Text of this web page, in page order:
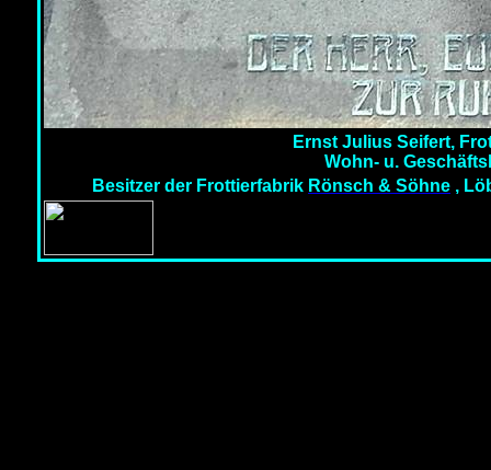
Ernst Julius Seifert,
Wohn- u.
Besitzer der Frottierfabrik Rönsch & Söhne ,